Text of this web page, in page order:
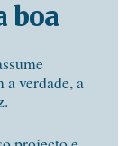
boa
verdade, a